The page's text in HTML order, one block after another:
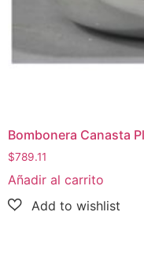
Bombonera Canasta
$789.11
Añadir al carrito